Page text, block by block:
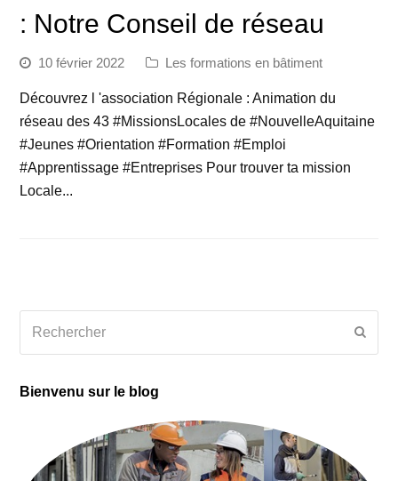
: Notre Conseil de réseau
10 février 2022 Les formations en bâtiment
Découvrez l 'association Régionale : Animation du
réseau des 43 #MissionsLocales de #NouvelleAquitaine
#Jeunes #Orientation #Formation #Emploi
#Apprentissage #Entreprises Pour trouver ta mission
Locale...
Bienvenu sur le blog